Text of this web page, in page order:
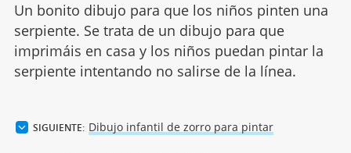
Un bonito dibujo para que los niños pinten una
serpiente. Se trata de un dibujo para que
imprimáis en casa y los niños puedan pintar la
serpiente intentando no salirse de la línea.
SIGUIENTE: Dibujo infantil de zorro para pintar